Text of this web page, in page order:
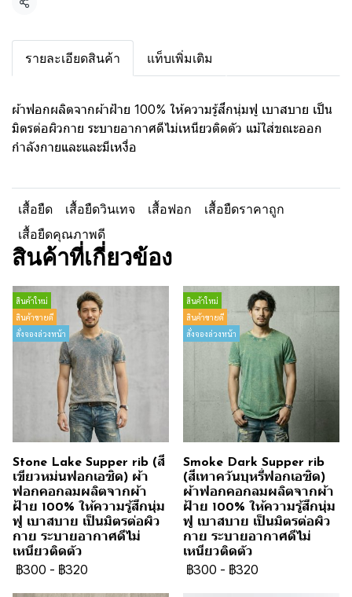
แชร์
รายละเอียดสินค้า แท็บเพิ่มเติม
ผ้าฟอกผลิตจากผ้าฝ้าย 100% ให้ความรู้สึกนุ่มฟู เบาสบาย เป็น
มิตรต่อผิวกาย ระบายอากาศดีไม่เหนียวติดตัว แม้ใส่ขณะออก
กำลังกายและและมีเหงื่อ
เสื้อยืด เสื้อยืดวินเทจ เสื้อฟอก
เสื้อยืดราคาถูก
เสื้อยืดคุณภาพดี
สินค้าที่เกี่ยวข้อง
สินค้าใหม่
สินค้าขายดี
สั่งจองล่วงหน้า
Stone Lake Supper rib (สี
เขียวหม่นฟอกเอซิด) ผ้า
ฟอกคอกลมผลิตจากผ้า
ฝ้าย 100% ให้ความรู้สึกนุ่ม
ฟู เบาสบาย เป็นมิตรต่อผิว
กาย ระบายอากาศดีไม่
เหนียวติดตัว
฿300 - ฿320
สินค้าใหม่
สินค้าขายดี
สั่งจองล่วงหน้า
Smoke Dark Supper rib
(สีเทาควันบุหรี่ฟอกเอซิด)
ผ้าฟอกคอกลมผลิตจากผ้า
ฝ้าย 100% ให้ความรู้สึกนุ่ม
ฟู เบาสบาย เป็นมิตรต่อผิว
กาย ระบายอากาศดีไม่
เหนียวติดตัว
฿300 - ฿320